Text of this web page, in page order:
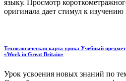
языку. Просмотр
оригинала дает стимул к изучению
Технологическая карта урока Учебный
«Work in Great Britain»
Урок усвоения новых знаний по